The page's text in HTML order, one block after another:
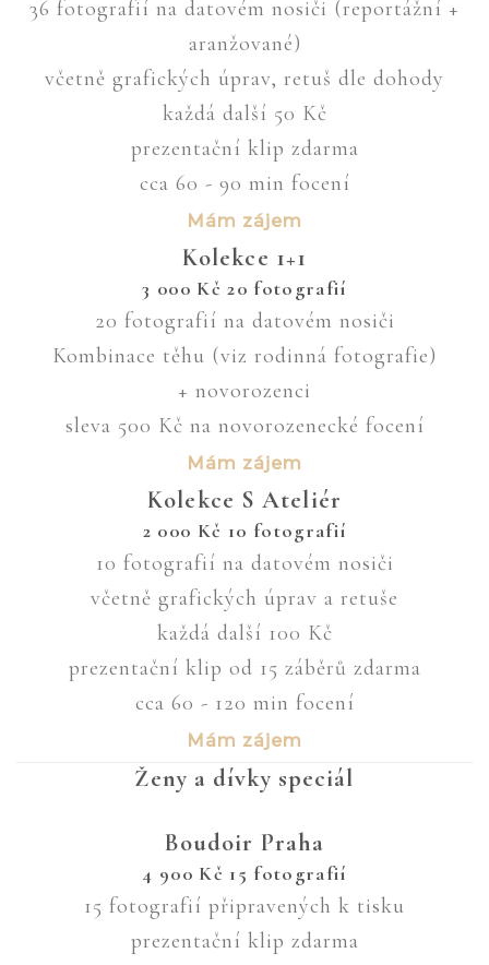
36 fotografií na datovém nosiči (reportážní +
aranžované)
včetně grafických úprav, retuš dle dohody
každá další 50 Kč
prezentační klip zdarma
cca 60 - 90 min focení
Mám zájem
Kolekce 1+1
3 000 Kč 20 fotografií
20 fotografií na datovém nosiči
Kombinace těhu (viz rodinná fotografie)
+ novorozenci
sleva 500 Kč na novorozenecké focení
Mám zájem
Kolekce S Ateliér
2 000 Kč 10 fotografií
10 fotografií na datovém nosiči
včetně grafických úprav a retuše
každá další 100 Kč
prezentační klip od 15 záběrů zdarma
cca 60 - 120 min focení
Mám zájem
Ženy a dívky speciál
Boudoir Praha
4 900 Kč 15 fotografií
15 fotografií připravených k tisku
prezentační klip zdarma